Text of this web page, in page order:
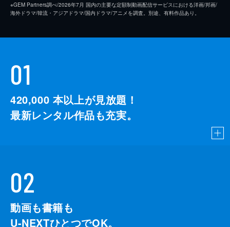
※GEM Partners調べ/2026年7⽉ 国内の主要な定額制動画配信サービスにおける洋画/邦画/
海外ドラマ/韓流・アジアドラマ/国内ドラマ/アニメを調査。別途、有料作品あり。
01
420,000 本以上が見放題！
最新レンタル作品も充実。
02
動画も書籍も
U-NEXTひとつでOK。